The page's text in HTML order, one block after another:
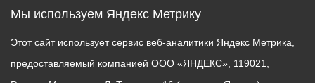
Мы используем Яндекс Метрику
Этот сайт использует сервис веб-аналитики Яндекс Метрика,
предоставляемый компанией ООО «ЯНДЕКС», 119021,